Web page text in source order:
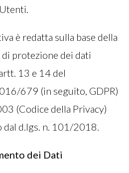
è redatta sulla base della
protezione dei dati
13 e 14 del
679 (in seguito, GDPR)
(Codice della Privacy)
dal d.lgs. n. 101/2018.
dei Dati